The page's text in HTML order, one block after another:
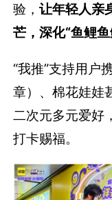
验，让年轻人亲
芒，深化“鱼鲤
“我推”支持用户
章）、棉花娃娃
二次元多元爱好
打卡赐福。